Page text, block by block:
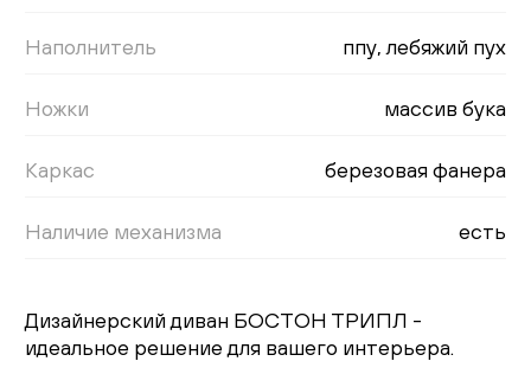
Наполнитель ппу, лебяжий пух
Ножки массив бука
Каркас березовая фанера
Наличие механизма есть
Дизайнерский диван БОСТОН ТРИПЛ -
идеальное решение для вашего интерьера.